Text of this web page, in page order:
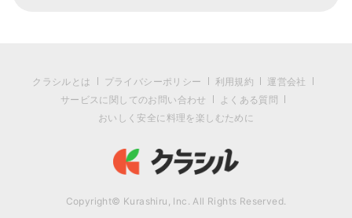
クラシルとは プライバシーポリシー 利用規約
運営会社
サービスに関してのお問い合わせ
よくある質問
おいしく安全に料理を楽しむために
Copyright© Kurashiru, Inc. All Rights Reserved.